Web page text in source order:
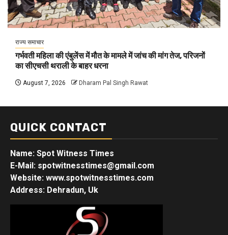
राज्य समाचार
गर्भवती महिला की एंबुलेंस में मौत के मामले में जांच की मांग तेज, परिजनों
का सीएचसी थराली के बाहर धरना
August 7, 2026 Dharam Pal Singh Rawat
QUICK CONTACT
Name: Spot Witness Times
E-Mail: spotwitnesstimes@gmail.com
Website: www.spotwitnesstimes.com
Address: Dehradun, Uk